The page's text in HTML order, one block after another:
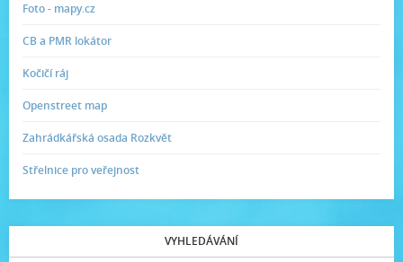
Foto - mapy.cz
CB a PMR lokátor
Kočičí ráj
Openstreet map
Zahrádkářská osada Rozkvět
Střelnice pro veřejnost
VYHLEDÁVÁNÍ